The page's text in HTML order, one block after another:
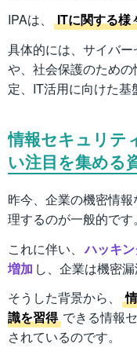
IPAは、
ITに関する様
具体的には、サイバ
や、社会保護のため
定、IT活用に向けた基
情報セキュリテ
い注目を集める
昨今、企業の機密情
理するのが一般的です。
これに伴い、 ハッキ
増加 し、企業は機密
そうした背景から、
識を習得 できる情報
されているのです。